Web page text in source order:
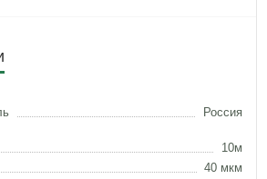
Россия
10м
40 мкм